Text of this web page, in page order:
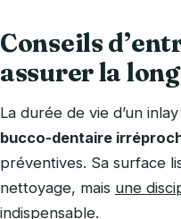
Conseils
assurer la
La durée de vie d’un
bucco-dentaire
préventives. Sa surface
nettoyage, mais une
indispensable.